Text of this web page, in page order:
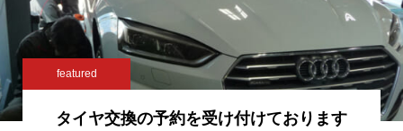
featured
タイヤ交換の予約を受け付けております